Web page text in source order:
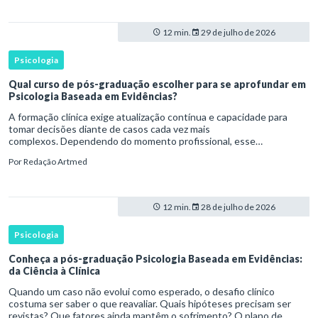
12 min. 29 de julho de 2026
Psicologia
Qual curso de pós-graduação escolher para se aprofundar em
Psicologia Baseada em Evidências?
A formação clínica exige atualização contínua e capacidade para
tomar decisões diante de casos cada vez mais
complexos. Dependendo do momento profissional, esse
aprofundamento em ou a especializaçã
PorRedação Artmed
12 min. 28 de julho de 2026
Psicologia
Conheça a pós-graduação Psicologia Baseada em Evidências:
da Ciência à Clínica
Quando um caso não evolui como esperado, o desafio clínico
costuma ser saber o que reavaliar. Quais hipóteses precisam ser